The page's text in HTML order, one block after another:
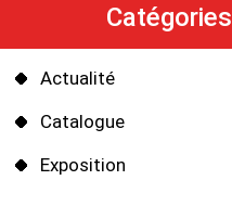
Catégories
Actualité
Catalogue
Exposition